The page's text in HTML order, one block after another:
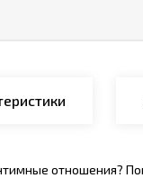
отношения?